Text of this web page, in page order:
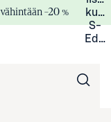
–20 %
S-